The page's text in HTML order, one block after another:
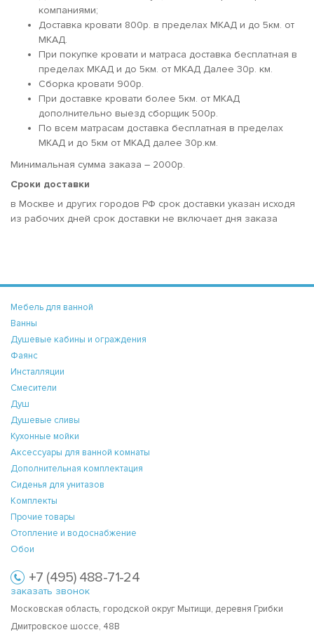
компаниями;
Доставка кровати 800р. в пределах МКАД и до 5км. от
МКАД.
При покупке кровати и матраса доставка бесплатная в
пределах МКАД и до 5км. от МКАД Далее 30р. км.
Сборка кровати 900р.
При доставке кровати более 5км. от МКАД
дополнительно выезд сборщик 500р.
По всем матрасам доставка бесплатная в пределах
МКАД и до 5км от МКАД далее 30р.км.
Минимальная сумма заказа – 2000р.
Сроки доставки
в Москве и других городов РФ срок доставки указан исходя
из рабочих дней срок доставки не включает дня заказа
Мебель для ванной
Ванны
Душевые кабины и ограждения
Фаянс
Инсталляции
Смесители
Душ
Душевые сливы
Кухонные мойки
Аксессуары для ванной комнаты
Дополнительная комплектация
Сиденья для унитазов
Комплекты
Прочие товары
Отопление и водоснабжение
Обои
+7 (495) 488-71-24
заказать звонок
Московская область, городской округ Мытищи, деревня Грибки
Дмитровское шоссе, 48В